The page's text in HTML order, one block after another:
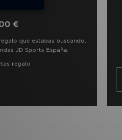
€
que estabas buscando.
JD Sports España.
regalo